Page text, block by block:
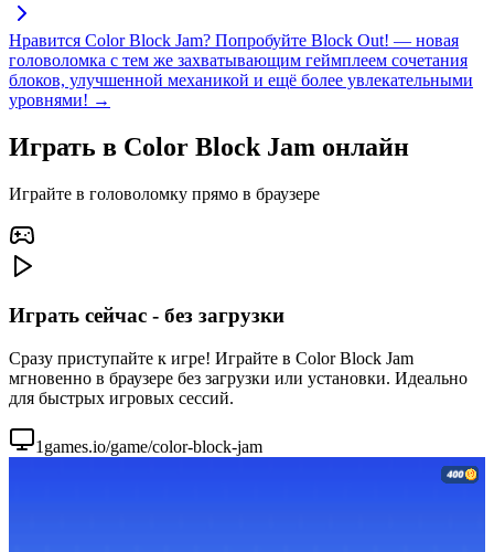
Нравится Color Block Jam? Попробуйте Block Out! — новая
головоломка с тем же захватывающим геймплеем сочетания
блоков, улучшенной механикой и ещё более увлекательными
уровнями! →
Играть в Color Block Jam онлайн
Играйте в головоломку прямо в браузере
Играть сейчас - без загрузки
Сразу приступайте к игре! Играйте в Color Block Jam
мгновенно в браузере без загрузки или установки. Идеально
для быстрых игровых сессий.
1games.io/game/color-block-jam